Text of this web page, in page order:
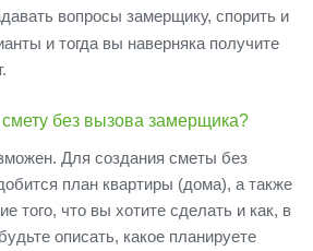
вопросы замерщику, спорить и
и тогда вы наверняка получите
без вызова замерщика?
Для создания сметы без
план квартиры (дома), а также
того, что вы хотите сделать и как, в
описать, какое планируете